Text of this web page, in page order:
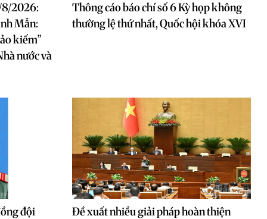
8/2026:
Mẫn:
kiếm”
nước và
Thông cáo báo chí số 6 Kỳ họp không
thường lệ thứ nhất, Quốc hội khóa XVI
đội
Đề xuất nhiều giải pháp hoàn thiện